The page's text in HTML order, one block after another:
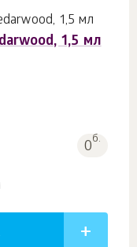
1,5 мл
0б.